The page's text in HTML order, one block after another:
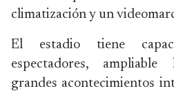
climatización y un
El estadio tiene
espectadores,
grandes acontecimientos